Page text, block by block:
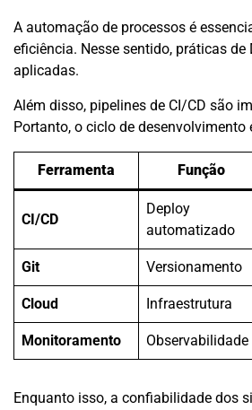
A automação de processos é
eficiência. Nesse sentido, práticas de
aplicadas.
Além disso, pipelines de CI/CD são
Portanto, o ciclo de desenvolvimento
Ferramenta Função
CI/CD
Deploy
automatizado
Git Versionamento
Cloud Infraestrutura
Monitoramento Observabilidade
Enquanto isso, a confiabilidade dos